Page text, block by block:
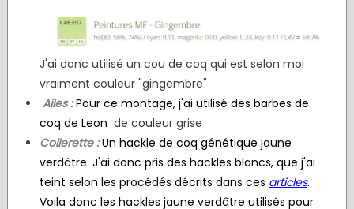
J'ai donc utilisé un cou de coq qui est selon moi
vraiment couleur "gingembre"
Ailes :Pour ce montage, j'ai utilisé des barbes de
coq de Leon de couleur grise
Collerette : Un hackle de coq génétique jaune
verdâtre. J'ai donc pris des hackles blancs, que j'ai
teint selon les procédés décrits dans ces articles.
Voila donc les hackles jaune verdâtre utilisés pour